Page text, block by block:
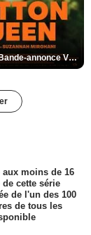
Cotton Queen Bande-annonce VO STFR
aux moins de 16
cette série
de l'un des 100
de tous les